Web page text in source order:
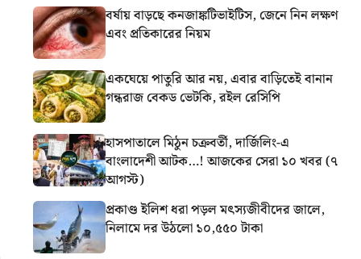
বর্ষায় বাড়ছে কনজাঙ্কটিভাইটিস, জেনে নিন লক্ষণ
এবং প্রতিকারের নিয়ম
একঘেয়ে পাতুরি আর নয়, এবার বাড়িতেই বানান
গন্ধরাজ বেকড ভেটকি, রইল রেসিপি
হাসপাতালে মিঠুন চক্রবর্তী, দার্জিলিং-এ
বাংলাদেশী আটক…! আজকের সেরা ১০ খবর (৭
আগস্ট)
প্রকাণ্ড ইলিশ ধরা পড়ল মৎস্যজীবীদের জালে,
নিলামে দর উঠলো ১০,৫৫০ টাকা